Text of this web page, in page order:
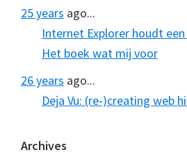
25 years ago...
Internet Explorer houdt
Het boek wat mij voor
26 years ago...
Deja Vu: (re-)creating web
Archives